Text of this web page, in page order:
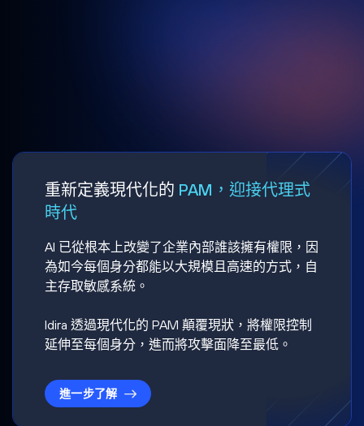
重新定義現代化的 PAM，迎接代理式
時代
AI 已從根本上改變了企業內部誰該擁有權限，因
為如今每個身分都能以大規模且高速的方式，自
主存取敏感系統。
Idira 透過現代化的 PAM 顛覆現狀，將權限控制
延伸至每個身分，進而將攻擊面降至最低。
進一步了解